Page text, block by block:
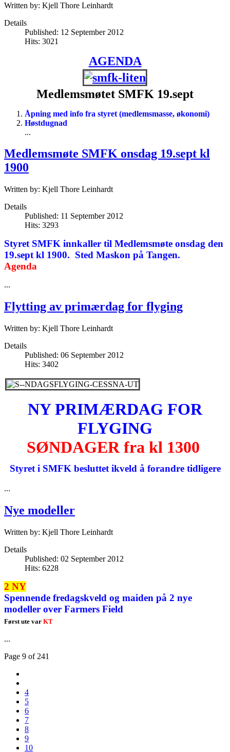
Written by: Kjell Thore Leinhardt
Details
Published: 12 September 2012
Hits: 3021
AGENDA
Medlemsmøtet SMFK 19.sept
Åpning med info fra styret (medlemsmasse, økonomi)
Høstdugnad
...
Medlemsmøte SMFK onsdag 19.sept kl
1900
Written by: Kjell Thore Leinhardt
Details
Published: 11 September 2012
Hits: 3293
Styret SMFK innkaller til Medlemsmøte onsdag den
19.sept kl 1900. Sted Maskon på Tangen.
Agenda
...
Flytting av primærdag for flyging
Written by: Kjell Thore Leinhardt
Details
Published: 06 September 2012
Hits: 3402
NY PRIMÆRDAG FOR
FLYGING
SØNDAGER fra kl 1300
Styret i SMFK besluttet ikveld å forandre tidligere
...
Nye modeller
Written by: Kjell Thore Leinhardt
Details
Published: 02 September 2012
Hits: 6228
2 NY
Spennende fredagskveld og maiden på 2 nye
modeller over Farmers Field
Først ute var KT
...
Page 9 of 241
4
5
6
7
8
9
10